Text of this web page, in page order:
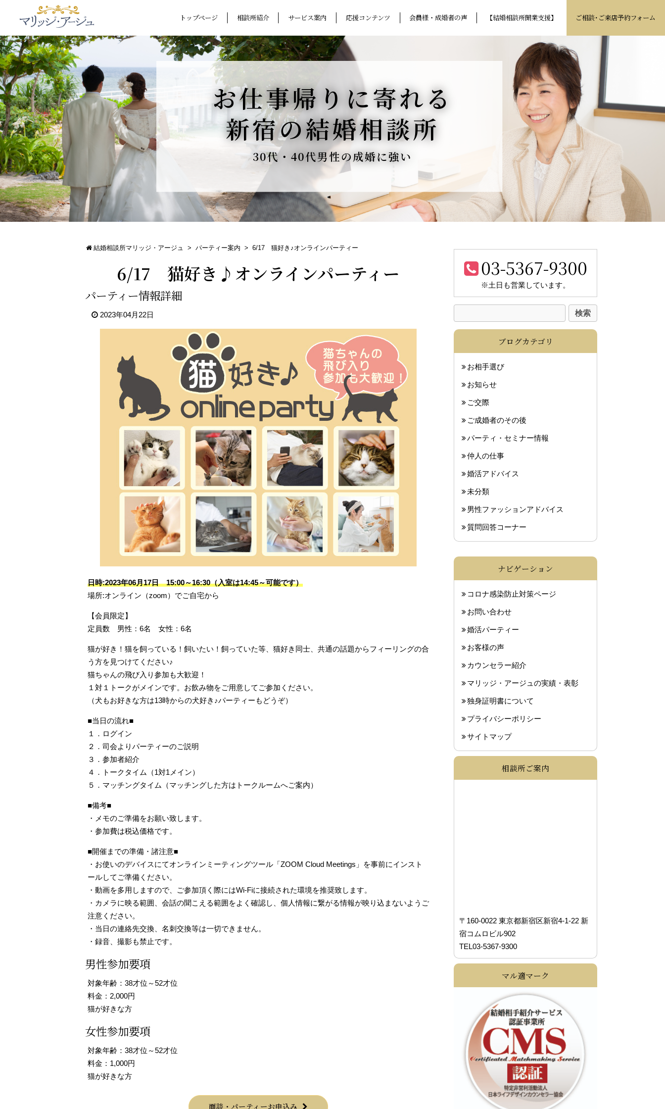
トップページ 相談所紹介 サービス案内 応援コンテンツ 会員様・成婚者の声 【結婚相談所開業支援】 ご相談･ご来店予約フォーム
お仕事帰りに寄れる
新宿の結婚相談所
30代・40代男性の成婚に強い
結婚相談所マリッジ・アージュ > パーティー案内 > 6/17 猫好き♪オンラインパーティー
6/17 猫好き♪オンラインパーティー
パーティー情報詳細
2023年04月22日
日時:2023年06月17日 15:00～16:30（入室は14:45～可能です）
場所:オンライン（zoom）でご自宅から
【会員限定】
定員数 男性：6名 女性：6名
猫が好き！猫を飼っている！飼いたい！飼っていた等、猫好き同士、共通の話題からフィーリングの合
う方を見つけてください♪
猫ちゃんの飛び入り参加も大歓迎！
１対１トークがメインです。お飲み物をご用意してご参加ください。
（犬もお好きな方は13時からの犬好き♪パーティーもどうぞ）
■当日の流れ■
１．ログイン
２．司会よりパーティーのご説明
３．参加者紹介
４．トークタイム（1対1メイン）
５．マッチングタイム（マッチングした方はトークルームへご案内）
■備考■
・メモのご準備をお願い致します。
・参加費は税込価格です。
■開催までの準備・諸注意■
・お使いのデバイスにてオンラインミーティングツール「ZOOM Cloud Meetings」を事前にインスト
ールしてご準備ください。
・動画を多用しますので、ご参加頂く際にはWi-Fiに接続された環境を推奨致します。
・カメラに映る範囲、会話の聞こえる範囲をよく確認し、個人情報に繋がる情報が映り込まないようご
注意ください。
・当日の連絡先交換、名刺交換等は一切できません。
・録音、撮影も禁止です。
男性参加要項
対象年齢：38才位～52才位
料金：2,000円
猫が好きな方
女性参加要項
対象年齢：38才位～52才位
料金：1,000円
猫が好きな方
面談・パーティーお申込み
03-5367-9300
※土日も営業しています。
ブログカテゴリ
お相手選び
お知らせ
ご交際
ご成婚者のその後
パーティ・セミナー情報
仲人の仕事
婚活アドバイス
未分類
男性ファッションアドバイス
質問回答コーナー
ナビゲーション
コロナ感染防止対策ページ
お問い合わせ
婚活パーティー
お客様の声
カウンセラー紹介
マリッジ・アージュの実績・表彰
独身証明書について
プライバシーポリシー
サイトマップ
相談所ご案内
〒160-0022 東京都新宿区新宿4-1-22 新
宿コムロビル902
TEL03-5367-9300
マル適マーク